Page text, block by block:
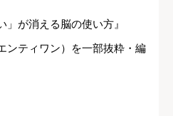
が消える脳の使い方』
ンティワン）を一部抜粋・編